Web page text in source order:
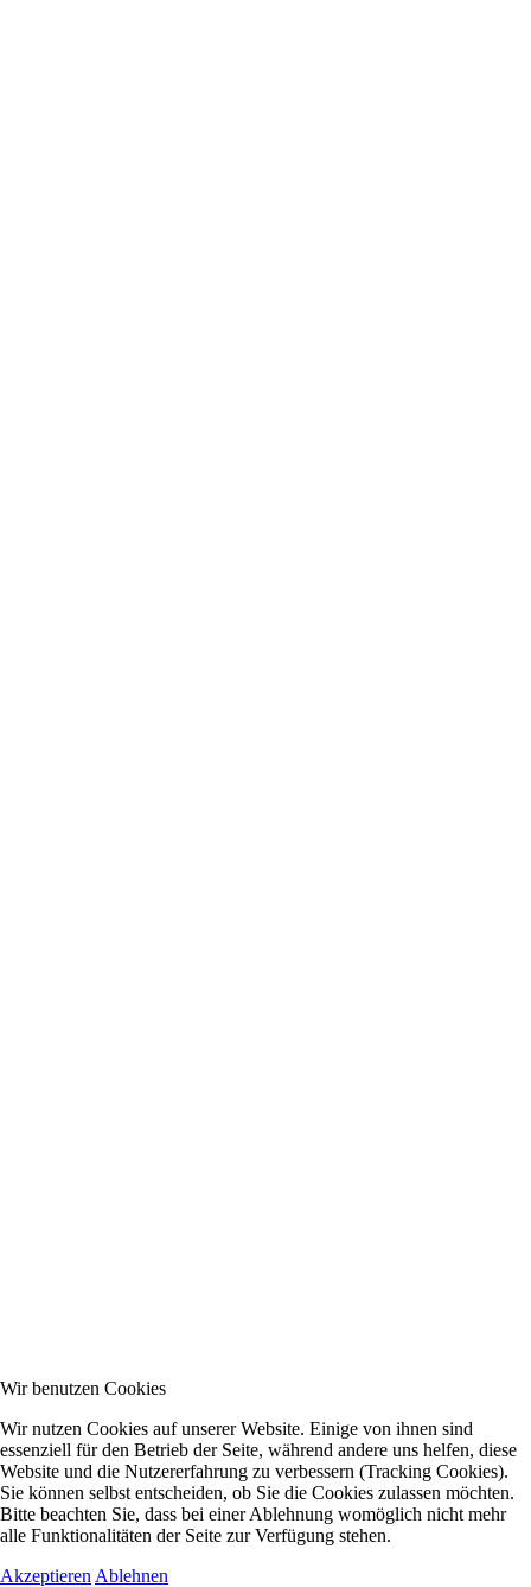
Wir benutzen Cookies
Wir nutzen Cookies auf unserer Website. Einige von ihnen sind
essenziell für den Betrieb der Seite, während andere uns helfen, diese
Website und die Nutzererfahrung zu verbessern (Tracking Cookies).
Sie können selbst entscheiden, ob Sie die Cookies zulassen möchten.
Bitte beachten Sie, dass bei einer Ablehnung womöglich nicht mehr
alle Funktionalitäten der Seite zur Verfügung stehen.
Akzeptieren Ablehnen